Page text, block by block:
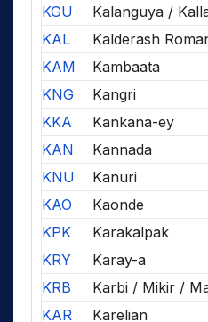
KGU
Kalanguya /
KAL
Kalderash
KAM
Kambaata
KNG
Kangri
KKA
Kankana-ey
KAN
Kannada
KNU
Kanuri
KAO
Kaonde
KPK
Karakalpak
KRY
Karay-a
KRB
Karbi / Mikir /
KAR
Karelian